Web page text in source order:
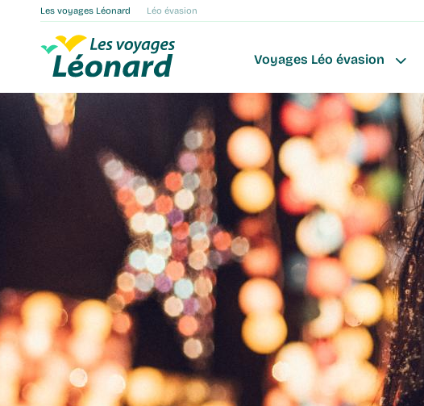
Les voyages Léonard Léo évasion
Main navigation
Voyages Léo évasion